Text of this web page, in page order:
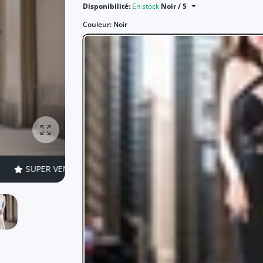
VENTE 50% DE RÉDUCTIONS SUPER VENTE
Agrandir la photo
Disponibilité: En stock Noir / S
Couleur: Noir